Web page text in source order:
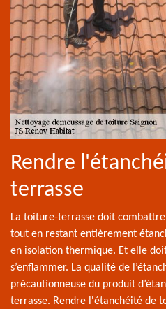
Rendre
terrasse
La toiture-terrasse doit
tout en restant entièrement
en isolation thermique. Et elle
s’enflammer. La qualité de
précautionneuse du produit
terrasse. Rendre l'étanchéité de